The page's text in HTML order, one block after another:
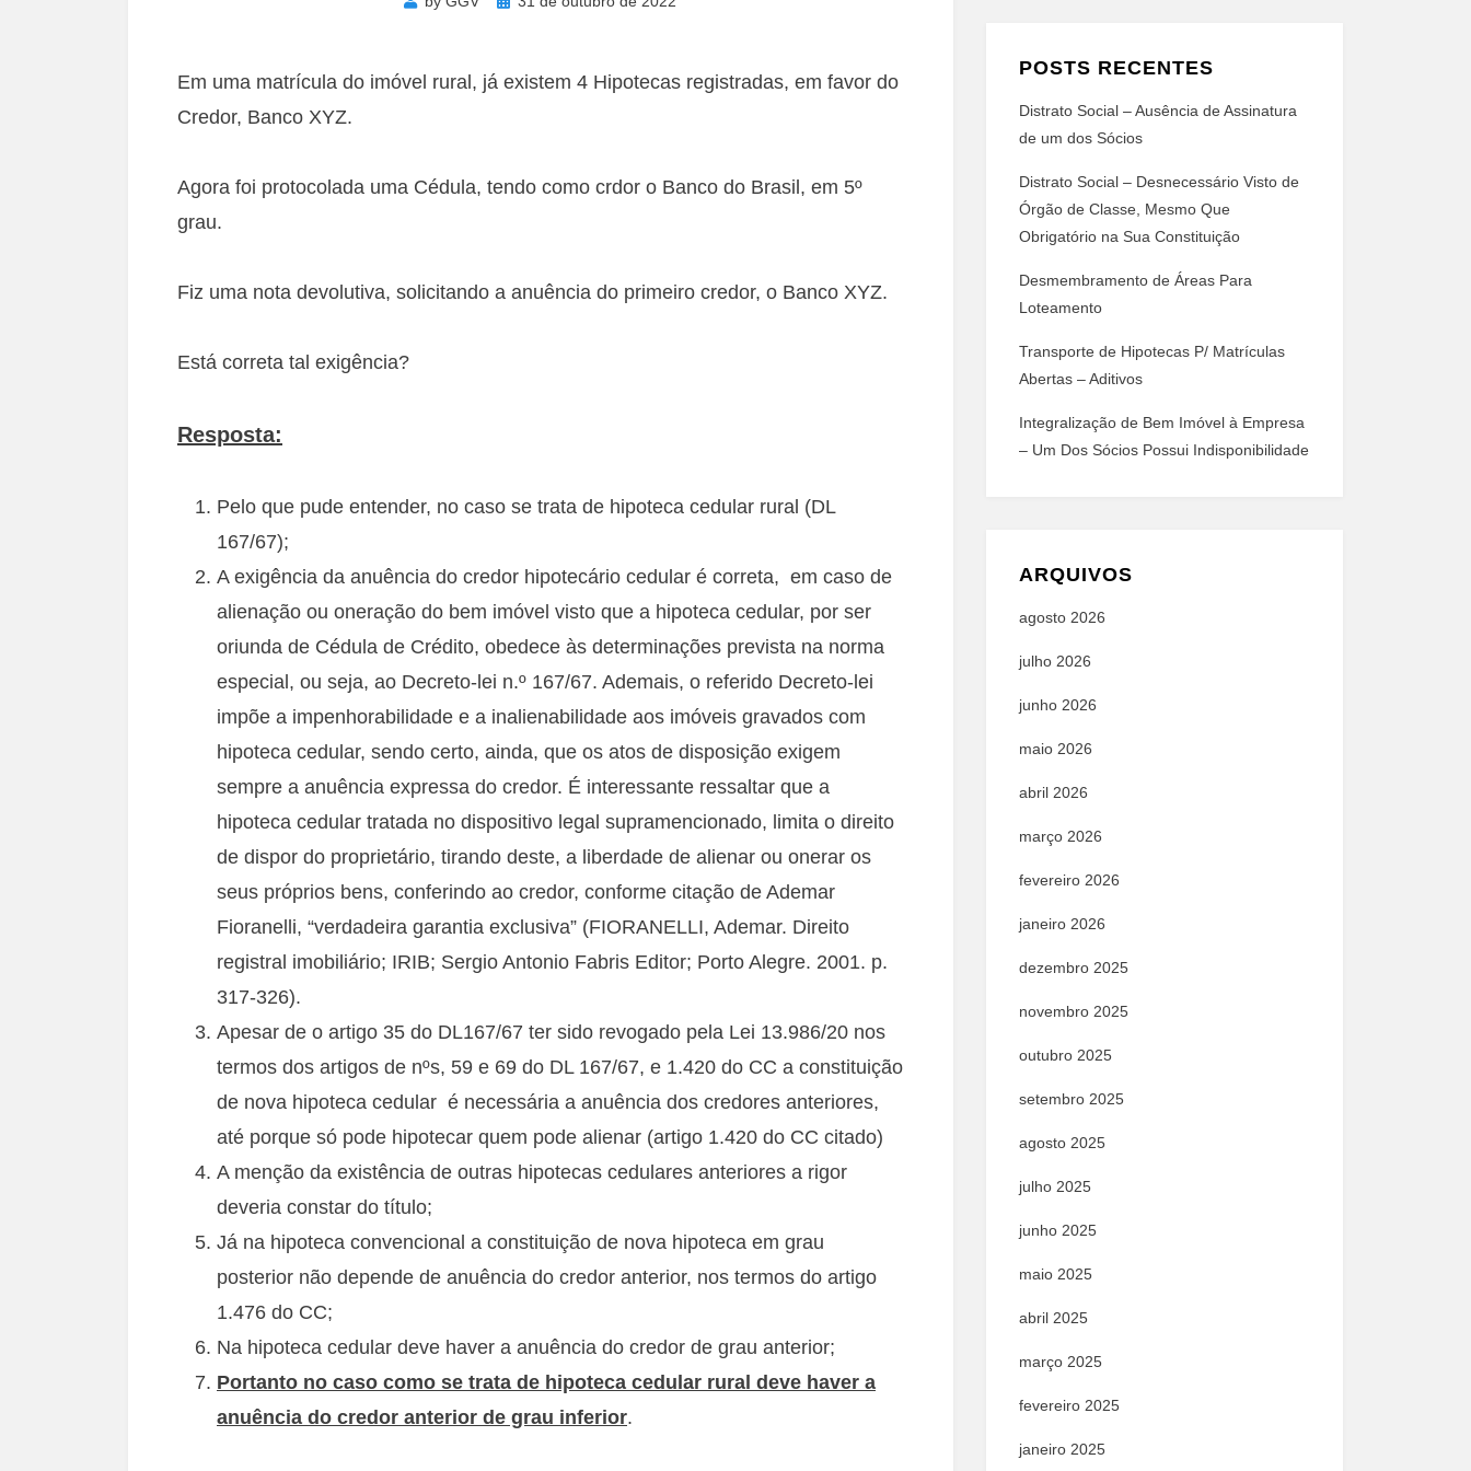
Em uma matrícula do imóvel rural, já existem 4 Hipotecas registradas, em favor do
Credor, Banco XYZ.
Agora foi protocolada uma Cédula, tendo como crdor o Banco do Brasil, em 5º
grau.
Fiz uma nota devolutiva, solicitando a anuência do primeiro credor, o Banco XYZ.
Está correta tal exigência?
Resposta:
Pelo que pude entender, no caso se trata de hipoteca cedular rural (DL
167/67);
A exigência da anuência do credor hipotecário cedular é correta, em caso de
alienação ou oneração do bem imóvel visto que a hipoteca cedular, por ser
oriunda de Cédula de Crédito, obedece às determinações prevista na norma
especial, ou seja, ao Decreto-lei n.º 167/67. Ademais, o referido Decreto-lei
impõe a impenhorabilidade e a inalienabilidade aos imóveis gravados com
hipoteca cedular, sendo certo, ainda, que os atos de disposição exigem
sempre a anuência expressa do credor. É interessante ressaltar que a
hipoteca cedular tratada no dispositivo legal supramencionado, limita o direito
de dispor do proprietário, tirando deste, a liberdade de alienar ou onerar os
seus próprios bens, conferindo ao credor, conforme citação de Ademar
Fioranelli, “verdadeira garantia exclusiva” (FIORANELLI, Ademar. Direito
registral imobiliário; IRIB; Sergio Antonio Fabris Editor; Porto Alegre. 2001. p.
317-326).
Apesar de o artigo 35 do DL167/67 ter sido revogado pela Lei 13.986/20 nos
termos dos artigos de nºs, 59 e 69 do DL 167/67, e 1.420 do CC a constituição
de nova hipoteca cedular é necessária a anuência dos credores anteriores,
até porque só pode hipotecar quem pode alienar (artigo 1.420 do CC citado)
A menção da existência de outras hipotecas cedulares anteriores a rigor
deveria constar do título;
Já na hipoteca convencional a constituição de nova hipoteca em grau
posterior não depende de anuência do credor anterior, nos termos do artigo
1.476 do CC;
Na hipoteca cedular deve haver a anuência do credor de grau anterior;
Portanto no caso como se trata de hipoteca cedular rural deve haver a
anuência do credor anterior de grau inferior.
POSTS RECENTES
Distrato Social – Ausência de Assinatura
de um dos Sócios
Distrato Social – Desnecessário Visto de
Órgão de Classe, Mesmo Que
Obrigatório na Sua Constituição
Desmembramento de Áreas Para
Loteamento
Transporte de Hipotecas P/ Matrículas
Abertas – Aditivos
Integralização de Bem Imóvel à Empresa
– Um Dos Sócios Possui Indisponibilidade
ARQUIVOS
agosto 2026
julho 2026
junho 2026
maio 2026
abril 2026
março 2026
fevereiro 2026
janeiro 2026
dezembro 2025
novembro 2025
outubro 2025
setembro 2025
agosto 2025
julho 2025
junho 2025
maio 2025
abril 2025
março 2025
fevereiro 2025
janeiro 2025